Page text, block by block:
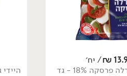
₪/ יח׳
18% - גד